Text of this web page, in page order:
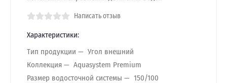
Написать отзыв
Характеристики:
Тип продукции
Угол внешний
Коллекция
Aquasystem Premium
Размер водосточной системы
150/100